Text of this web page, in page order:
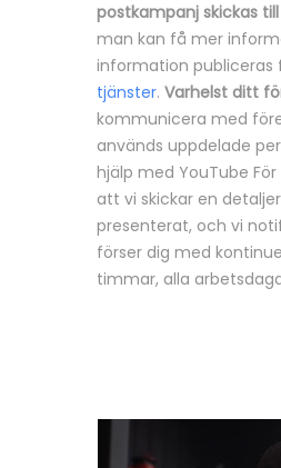
postkampanj skickas
man kan få mer
information publiceras
tjänster. Varhelst ditt
kommunicera med
används uppdelade
hjälp med YouTube
att vi skickar en
presenterat, och vi
förser dig med
timmar, alla